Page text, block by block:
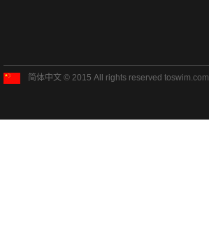
简体中文 © 2015 All rights reserved toswim.com